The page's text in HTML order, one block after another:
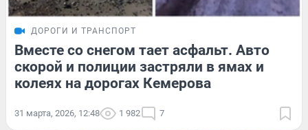
ДОРОГИ И ТРАНСПОРТ
Вместе со снегом тает асфальт. Авто
скорой и полиции застряли в ямах и
колеях на дорогах Кемерова
31 марта, 2026, 12:48 1 982 7